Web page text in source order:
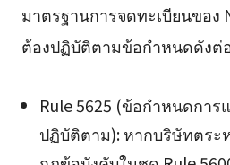
มาตรฐานการจดทะเบียนของ
ต้องปฏิบัติตามข้อกำหนดดังต่
Rule 5625 (ข้อกำหนดกา
ปฏิบัติตาม): หากบริษัทตระ